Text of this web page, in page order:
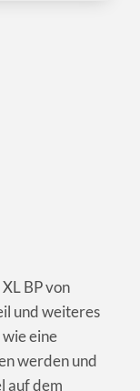
BP von
und weiteres
eine
werden und
auf dem